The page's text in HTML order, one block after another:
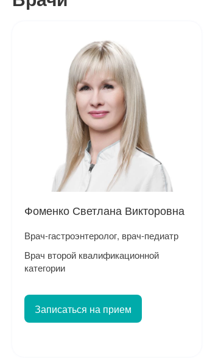
Фоменко Светлана Викторовна
Врач-гастроэнтеролог, врач-педиатр
Врач второй квалификационной
категории
Записаться на прием